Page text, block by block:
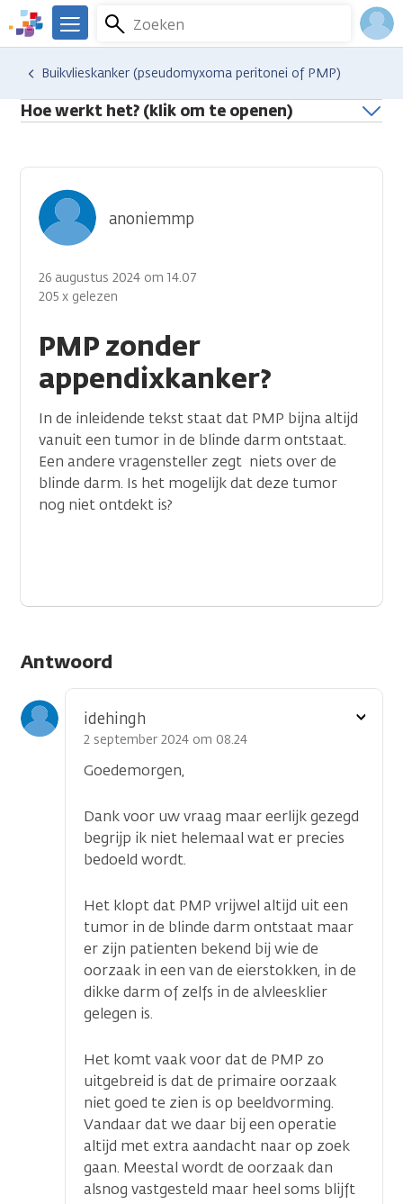
Overslaan
en
naar
inhoud
gaan
We
er
voor
je.
Zoeken
Menu
Hulp en ondersteuning
Stel je vraag aan een professional
Buikvlieskanker (pseudomyxoma peritonei of PMP)
Hoe werkt het? (klik om te openen)
PMP zonder
appendixkanker?
anoniemmp
26 augustus 2024 om 14.07
205 x gelezen
In de inleidende tekst staat dat PMP bijna altijd
vanuit een tumor in de blinde darm ontstaat.
Een andere vragensteller zegt niets over de
blinde darm. Is het mogelijk dat deze tumor
nog niet ontdekt is?
Antwoord
idehingh
2 september 2024 om 08.24
Goedemorgen,
Dank voor uw vraag maar eerlijk gezegd
begrijp ik niet helemaal wat er precies
bedoeld wordt.
Het klopt dat PMP vrijwel altijd uit een
tumor in de blinde darm ontstaat maar
er zijn patienten bekend bij wie de
oorzaak in een van de eierstokken, in de
dikke darm of zelfs in de alvleesklier
gelegen is.
Het komt vaak voor dat de PMP zo
uitgebreid is dat de primaire oorzaak
niet goed te zien is op beeldvorming.
Vandaar dat we daar bij een operatie
altijd met extra aandacht naar op zoek
gaan. Meestal wordt de oorzaak dan
alsnog vastgesteld maar heel soms blijft
Toon